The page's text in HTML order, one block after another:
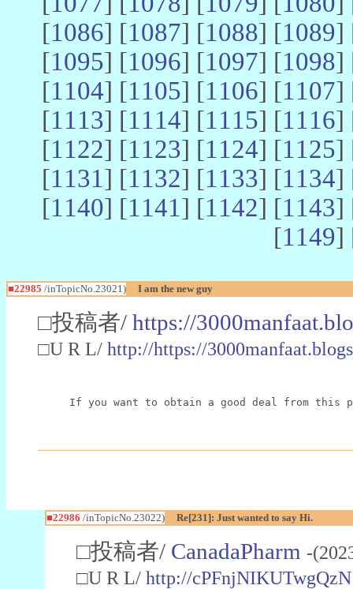
[1086] [1087] [1088] [1089]
[1095] [1096] [1097] [1098]
[1104] [1105] [1106] [1107]
[1113] [1114] [1115] [1116]
[1122] [1123] [1124] [1125]
[1131] [1132] [1133] [1134]
[1140] [1141] [1142] [1143]
[1149]
■22985 /inTopicNo.23021) I am the new guy
□投稿者/ https://
□U R L/ http://https://
If you want to obtain a good deal from this
■22986 /inTopicNo.23022) Re[231]: Just wanted to say Hi.
□投稿者/ CanadaPharm -
□U R L/ http://cPFnjNIKUTwgQzN